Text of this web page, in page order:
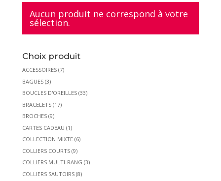
Aucun produit ne correspond à votre
sélection.
Choix produit
ACCESSOIRES (7)
BAGUES (3)
BOUCLES D'OREILLES (33)
BRACELETS (17)
BROCHES (9)
CARTES CADEAU (1)
COLLECTION MIXTE (6)
COLLIERS COURTS (9)
COLLIERS MULTI-RANG (3)
COLLIERS SAUTOIRS (8)